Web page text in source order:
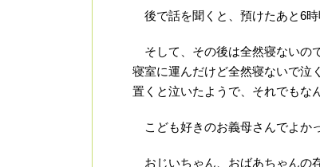
後で話を聞くと、預けたあと6時
そして、その後は全然寝ないの
寝室に運んだけど全然寝ないで泣
置くと泣いたようで、それでもな
こども好きのお義母さんでよか
おじいちゃん、おばあちゃんの